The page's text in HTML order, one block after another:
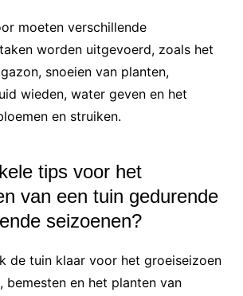
moeten verschillende
worden uitgevoerd, zoals het
snoeien van planten,
wieden, water geven en het
en struiken.
tips voor het
van een tuin gedurende
seizoenen?
de tuin klaar voor het groeiseizoen
bemesten en het planten van